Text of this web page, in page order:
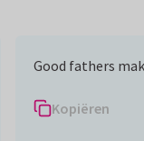
Good fathers
Kopiëren